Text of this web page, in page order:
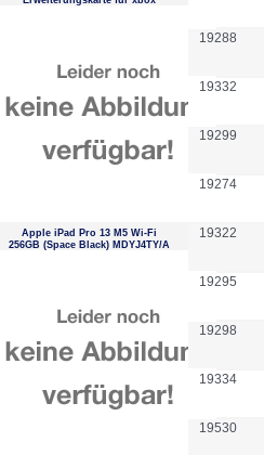
Apple iPad Pro 13 M5 Wi-Fi
256GB (Space Black) MDYJ4TY/A
19288
19332
19299
19274
19322
19295
19298
19334
19530